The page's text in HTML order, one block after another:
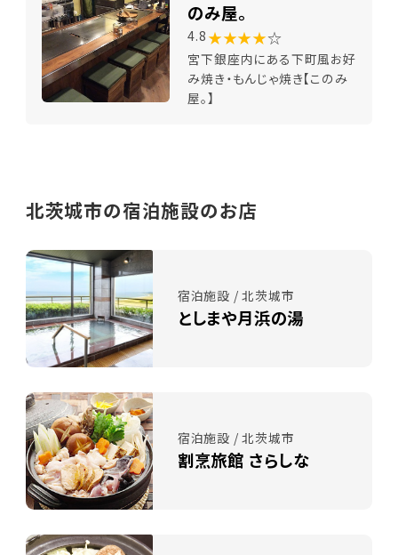
のみ屋。
4.8 ★★★★☆
宮下銀座内にある下町風お好
み焼き・もんじゃ焼き【このみ
屋。】
北茨城市の宿泊施設のお店
宿泊施設 / 北茨城市
としまや月浜の湯
宿泊施設 / 北茨城市
割烹旅館 さらしな